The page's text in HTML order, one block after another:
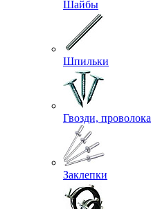
Шайбы
Шпильки
Гвозди, проволока
Заклепки